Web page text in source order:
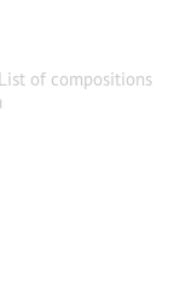
of compositions